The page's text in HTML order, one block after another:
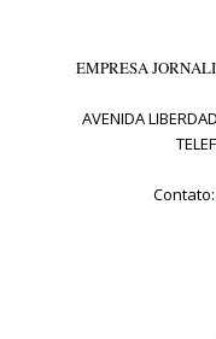
EMPRESA
AVENIDA
Contato: